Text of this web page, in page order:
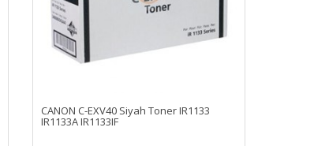
CANON C-EXV40 Siyah Toner IR1133
IR1133A IR1133IF